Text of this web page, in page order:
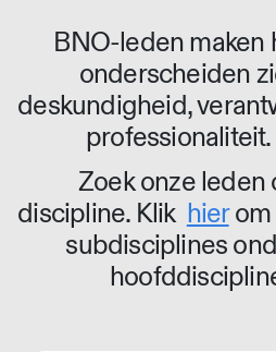
BNO-leden maken
onderscheiden
deskundigheid,
professionaliteit.
Zoek onze leden
discipline. Klik hierom
subdisciplines